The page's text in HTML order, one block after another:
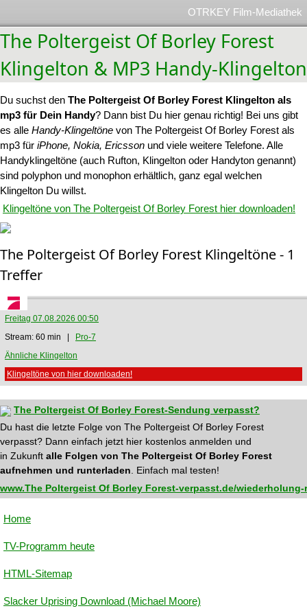
OTRKEY Film-Mediathek
The Poltergeist Of Borley Forest
Klingelton & MP3 Handy-Klingelton
Du suchst den The Poltergeist Of Borley Forest Klingelton als
mp3 für Dein Handy? Dann bist Du hier genau richtig! Bei uns gibt
es alle Handy-Klingeltöne von The Poltergeist Of Borley Forest als
mp3 für iPhone, Nokia, Ericsson und viele weitere Telefone. Alle
Handyklingeltöne (auch Rufton, Klingelton oder Handyton genannt)
sind polyphon und monophon erhältlich, ganz egal welchen
Klingelton Du willst.
Klingeltöne von The Poltergeist Of Borley Forest hier downloaden!
The Poltergeist Of Borley Forest Klingeltöne - 1
Treffer
Freitag 07.08.2026 00:50
Stream: 60 min |
Pro-7
Ähnliche Klingelton
Klingeltöne von hier downloaden!
The Poltergeist Of Borley Forest-Sendung verpasst?
Du hast die letzte Folge von The Poltergeist Of Borley Forest
verpasst? Dann einfach jetzt hier kostenlos anmelden und
in Zukunft alle Folgen von The Poltergeist Of Borley Forest
aufnehmen und runterladen . Einfach mal testen!
www.The Poltergeist Of Borley Forest-verpasst.de/
Home
TV-Programm heute
HTML-Sitemap
Slacker Uprising Download (Michael Moore)